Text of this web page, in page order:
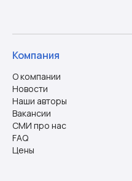
Компания
О компании
Новости
Наши авторы
Вакансии
СМИ про нас
FAQ
Цены